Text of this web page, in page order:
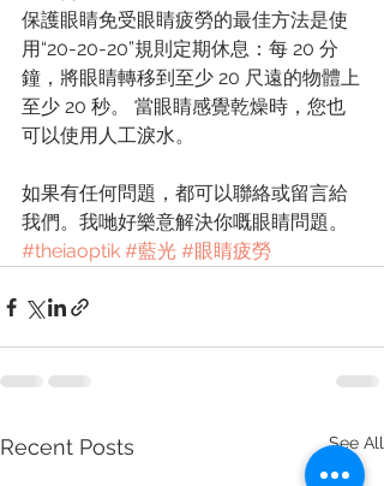
保護眼睛免受眼睛疲勞的最佳方法是使
用“20-20-20”規則定期休息：每 20 分
鐘，將眼睛轉移到至少 20 尺遠的物體上
至少 20 秒。 當眼睛感覺乾燥時，您也
可以使用人工淚水。
如果有任何問題，都可以聯絡或留言給
我們。我哋好樂意解決你嘅眼睛問題。
#theiaoptik #藍光 #眼睛疲勞
Recent Posts See All